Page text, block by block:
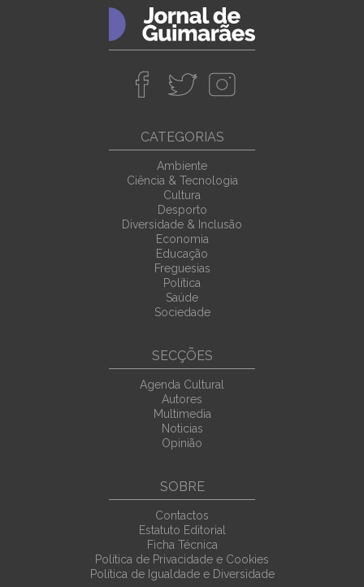
CATEGORIAS
Ambiente
Ciência & Tecnologia
Cultura
Desporto
Diversidade & Inclusão
Economia
Educação
Freguesias
Política
Saúde
Sociedade
SECÇÕES
Agenda Cultural
Autores
Multimedia
Noticias
Opinião
SOBRE
Contactos
Estatuto Editorial
Ficha Técnica
Política de Privacidade e Cookies
Política de Igualdade e Diversidade